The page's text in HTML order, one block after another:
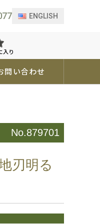
ENGLISH
入り
問い合わせ
No.879701
刃明る